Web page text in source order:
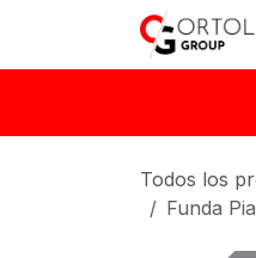
Todos los
Funda